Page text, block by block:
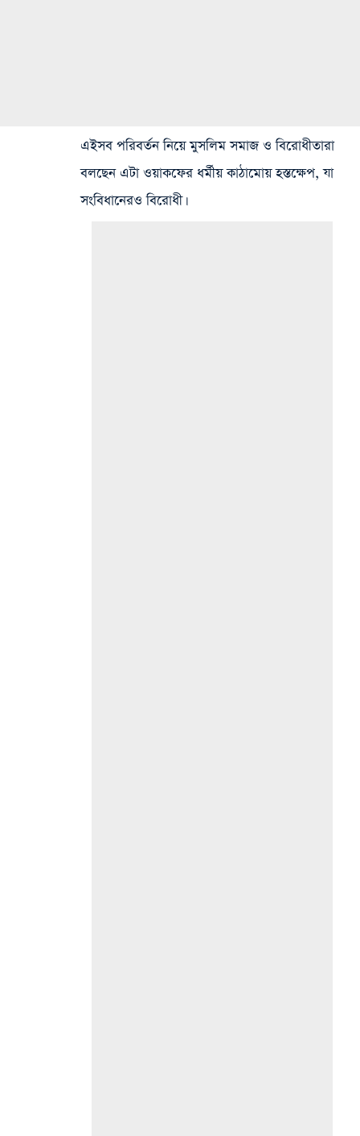
এইসব পরিবর্তন নিয়ে মুসলিম সমাজ ও বিরোধীতারা
বলছেন এটা ওয়াকফের ধর্মীয় কাঠামোয় হস্তক্ষেপ, যা
সংবিধানেরও বিরোধী।